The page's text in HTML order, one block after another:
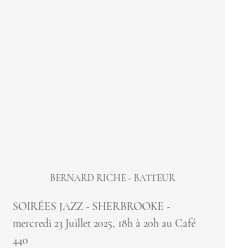
BERNARD RICHE - BATTEUR
SOIRÉES JAZZ - SHERBROOKE -
mercredi 23 Juillet 2025, 18h à 20h au Café
440